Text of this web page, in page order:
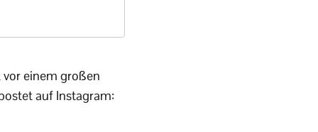
einem großen
auf Instagram: